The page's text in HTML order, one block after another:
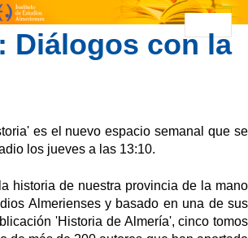
Diálogos con la
es el nuevo espacio semanal que se
los jueves a las 13:10.
historia de nuestra provincia de la mano
Almerienses y basado en una de sus
'Historia de Almería', cinco tomos